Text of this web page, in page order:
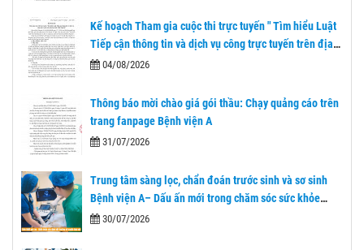
Kế hoạch Tham gia cuộc thi trực tuyến " Tìm hiểu Luật
Tiếp cận thông tin và dịch vụ công trực tuyến trên địa
bàn tỉnh Thái Nguyên"
04/08/2026
Thông báo mời chào giá gói thầu: Chạy quảng cáo trên
trang fanpage Bệnh viện A
31/07/2026
Trung tâm sàng lọc, chẩn đoán trước sinh và sơ sinh
Bệnh viện A– Dấu ấn mới trong chăm sóc sức khỏe
nhân dân sau 1 năm nhìn lại.
30/07/2026